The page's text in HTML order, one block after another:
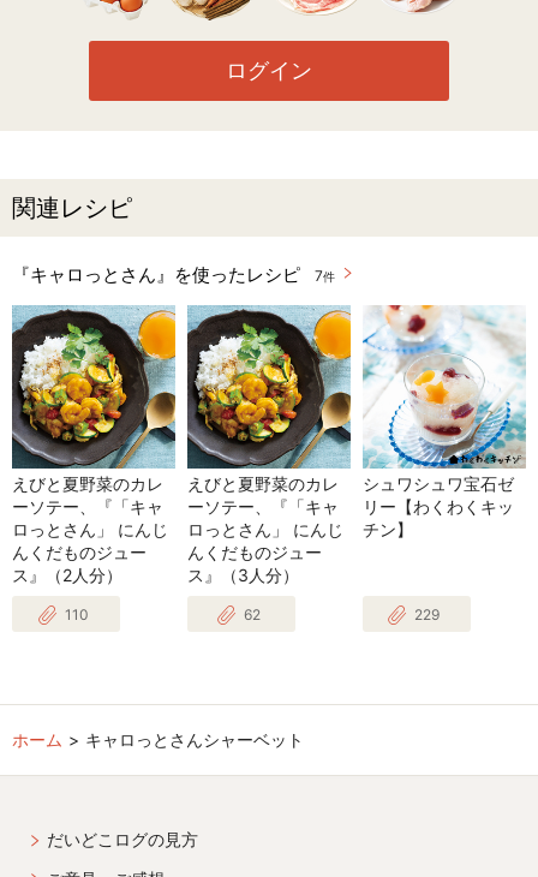
ログイン
関連レシピ
『キャロっとさん』を使ったレシピ 7件
えびと夏野菜のカレ
ーソテー、『「キャ
ロっとさん」 にんじ
んくだものジュー
ス』（2人分）
110
えびと夏野菜のカレ
ーソテー、『「キャ
ロっとさん」 にんじ
んくだものジュー
ス』（3人分）
62
シュワシュワ宝石ゼ
リー【わくわくキッ
チン】
229
ホーム キャロっとさんシャーベット
だいどこログの見方